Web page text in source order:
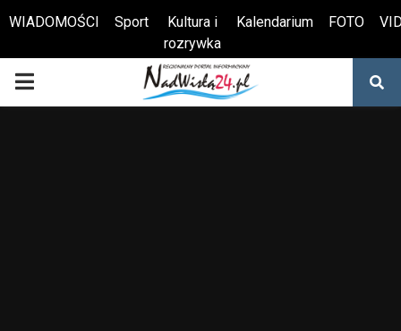
Otwórz pasek narzędzi
WIADOMOŚCI Sport
Kultura i
rozrywka
Kalendarium FOTO
PRIMARY